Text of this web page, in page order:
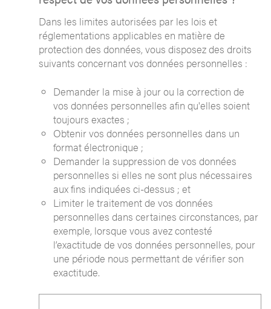
Dans les limites autorisées par les lois et
réglementations applicables en matière de
protection des données, vous disposez des droits
suivants concernant vos données personnelles :
Demander la mise à jour ou la correction de
vos données personnelles afin qu'elles soient
toujours exactes ;
Obtenir vos données personnelles dans un
format électronique ;
Demander la suppression de vos données
personnelles si elles ne sont plus nécessaires
aux fins indiquées ci-dessus ; et
Limiter le traitement de vos données
personnelles dans certaines circonstances, par
exemple, lorsque vous avez contesté
l’exactitude de vos données personnelles, pour
une période nous permettant de vérifier son
exactitude.